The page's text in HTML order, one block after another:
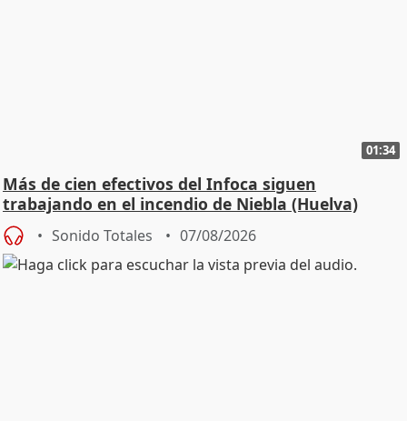
01:34
Más de cien efectivos del Infoca siguen
trabajando en el incendio de Niebla (Huelva)
Sonido Totales 07/08/2026